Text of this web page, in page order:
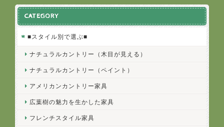
CATEGORY
■スタイル別で選ぶ■
ナチュラルカントリー（木目が見える）
ナチュラルカントリー（ペイント）
アメリカンカントリー家具
広葉樹の魅力を生かした家具
フレンチスタイル家具